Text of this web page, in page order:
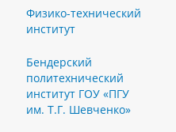
Физико-технический
институт
Бендерский
политехнический
институт ГОУ «ПГУ
им. Т.Г. Шевченко»